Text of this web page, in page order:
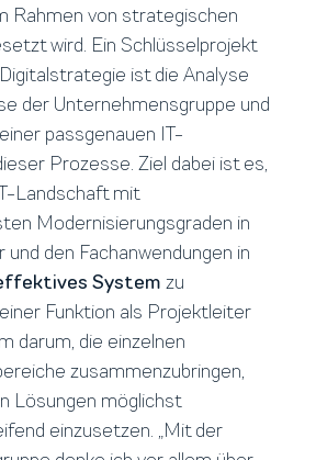
Rahmen von strategischen
wird. Ein Schlüsselprojekt
ist die Analyse
der Unternehmensgruppe und
passgenauen IT-
Prozesse. Ziel dabei ist es,
Landschaft mit
Modernisierungsgraden in
den Fachanwendungen in
System zu
Funktion als Projektleiter
darum, die einzelnen
zusammenzubringen,
Lösungen möglichst
einzusetzen. „Mit der